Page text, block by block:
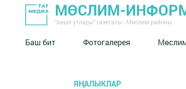
МӨСЛИМ-
"Авыл утлары" газетасы - Мөслим районы
Баш бит Фотогалерея
ЯҢАЛЫКЛАР